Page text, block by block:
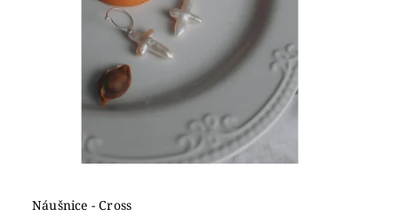
Náušnice - Cross